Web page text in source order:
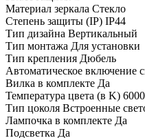
Материал зеркала Стекло
Степень защиты (IP) IP44
Тип дизайна Вертикальный
Тип монтажа Для установки
Тип крепления Дюбель
Автоматическое включение
Вилка в комплекте Да
Температура цвета (в K) 6000
Тип цоколя Встроенные
Лампочка в комплекте Да
Подсветка Да